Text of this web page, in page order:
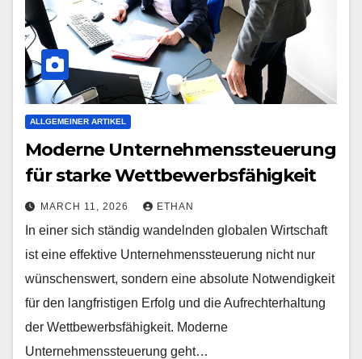
ALLGEMEINER ARTIKEL
Moderne Unternehmenssteuerung
für starke Wettbewerbsfähigkeit
MARCH 11, 2026 ETHAN
In einer sich ständig wandelnden globalen Wirtschaft
ist eine effektive Unternehmenssteuerung nicht nur
wünschenswert, sondern eine absolute Notwendigkeit
für den langfristigen Erfolg und die Aufrechterhaltung
der Wettbewerbsfähigkeit. Moderne
Unternehmenssteuerung geht…